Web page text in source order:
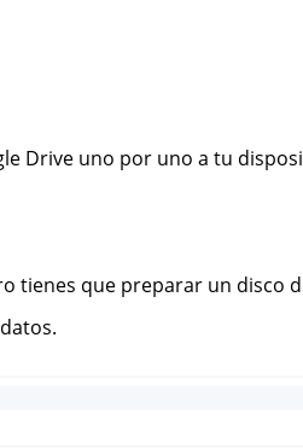
Drive uno por uno a tu
tienes que preparar un disco